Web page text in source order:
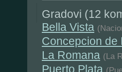
Gradovi (12
Bella Vista
Concepcion de
La Romana (La
Puerto Plata